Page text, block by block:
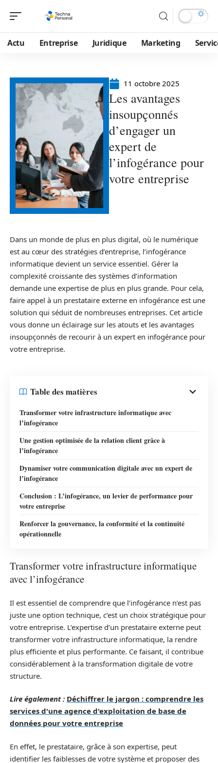
Actu Entreprise Juridique Marketing
11 octobre 2025
Les avantages
insoupçonnés
d’engager un
expert de
l’infogérance pour
votre entreprise
Dans un monde de plus en plus digital, où le numérique
est au cœur des stratégies d’entreprise, l’infogérance
informatique devient un service essentiel. Gérer la
complexité croissante des systèmes d’information
demande une expertise de plus en plus grande. Pour cela,
faire appel à un prestataire externe en infogérance est une
solution qui séduit de nombreuses entreprises. Cet article
vous donne un éclairage sur les atouts et les avantages
insoupçonnés de recourir à un expert en infogérance pour
votre entreprise.
Table des matières
Transformer votre infrastructure informatique avec
l’infogérance
Une gestion optimisée de la relation client grâce à
l’infogérance
Dynamiser votre communication digitale avec un expert de
l’infogérance
Conclusion : L’infogérance, un levier de performance pour
votre entreprise
Renforcer la gouvernance, la conformité et la continuité
opérationnelle
Transformer votre infrastructure informatique
avec l’infogérance
Il est essentiel de comprendre que l’infogérance n’est pas
juste une option technique, c’est un choix stratégique pour
votre entreprise. L’expertise d’un prestataire externe peut
transformer votre infrastructure informatique, la rendre
plus efficiente et plus performante. Ce faisant, il contribue
considérablement à la transformation digitale de votre
structure.
Lire également : Déchiffrer le jargon : comprendre les
services d'une agence d'exploitation de base de
données pour votre entreprise
En effet, le prestataire, grâce à son expertise, peut
identifier les faiblesses de votre système et proposer des